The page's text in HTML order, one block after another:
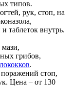
типов.
рук, стоп, на
таблеток внутрь.
грибов,
.
стоп,
Цена – от 130